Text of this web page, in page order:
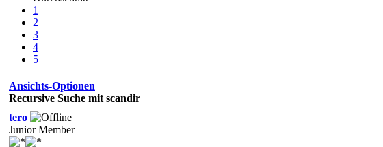
1
2
3
4
5
Ansichts-Optionen
Recursive Suche mit scandir
tero
Junior Member